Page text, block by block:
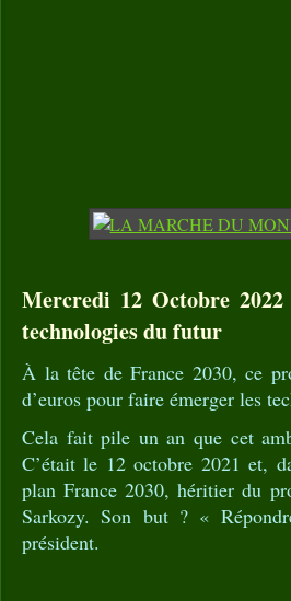
Mercredi 12 Octobre
technologies du futur
À la tête de France 2030, ce
d’euros pour faire émerger les
Cela fait pile un an que cet
C’était le 12 octobre 2021 et,
plan France 2030, héritier du
Sarkozy. Son but ? «
président.